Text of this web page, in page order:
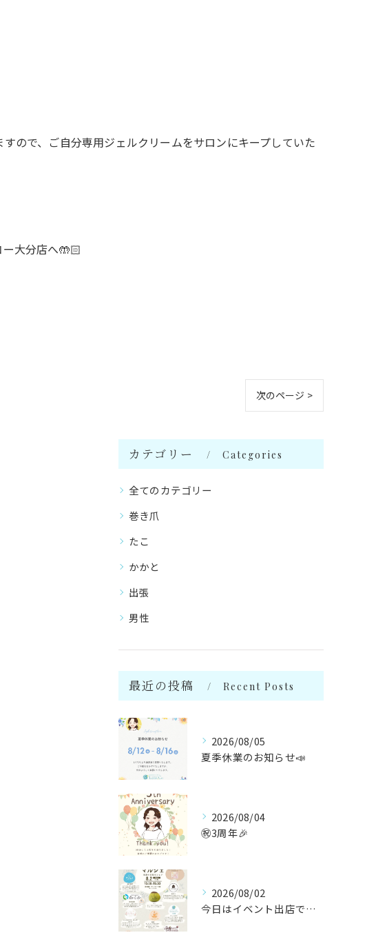
ので、ご自分専用ジェルクリームをサロンにキープしていた
大分店へ🤲🏻
次のページ >
カテゴリー Categories
全てのカテゴリー
巻き爪
たこ
かかと
出張
男性
最近の投稿 Recent Posts
2026/08/05
夏季休業のお知らせ📣
2026/08/04
㊗️3周年🎉
2026/08/02
今日はイベント出店です🌻